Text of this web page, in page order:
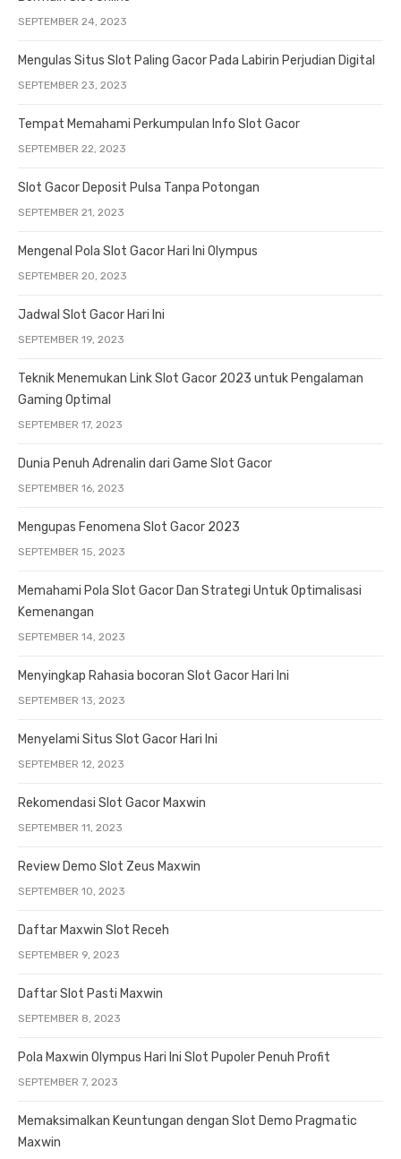
SEPTEMBER 24, 2023
Mengulas Situs Slot Paling Gacor Pada Labirin Perjudian Digital
SEPTEMBER 23, 2023
Tempat Memahami Perkumpulan Info Slot Gacor
SEPTEMBER 22, 2023
Slot Gacor Deposit Pulsa Tanpa Potongan
SEPTEMBER 21, 2023
Mengenal Pola Slot Gacor Hari Ini Olympus
SEPTEMBER 20, 2023
Jadwal Slot Gacor Hari Ini
SEPTEMBER 19, 2023
Teknik Menemukan Link Slot Gacor 2023 untuk Pengalaman
Gaming Optimal
SEPTEMBER 17, 2023
Dunia Penuh Adrenalin dari Game Slot Gacor
SEPTEMBER 16, 2023
Mengupas Fenomena Slot Gacor 2023
SEPTEMBER 15, 2023
Memahami Pola Slot Gacor Dan Strategi Untuk Optimalisasi
Kemenangan
SEPTEMBER 14, 2023
Menyingkap Rahasia bocoran Slot Gacor Hari Ini
SEPTEMBER 13, 2023
Menyelami Situs Slot Gacor Hari Ini
SEPTEMBER 12, 2023
Rekomendasi Slot Gacor Maxwin
SEPTEMBER 11, 2023
Review Demo Slot Zeus Maxwin
SEPTEMBER 10, 2023
Daftar Maxwin Slot Receh
SEPTEMBER 9, 2023
Daftar Slot Pasti Maxwin
SEPTEMBER 8, 2023
Pola Maxwin Olympus Hari Ini Slot Pupoler Penuh Profit
SEPTEMBER 7, 2023
Memaksimalkan Keuntungan dengan Slot Demo Pragmatic
Maxwin